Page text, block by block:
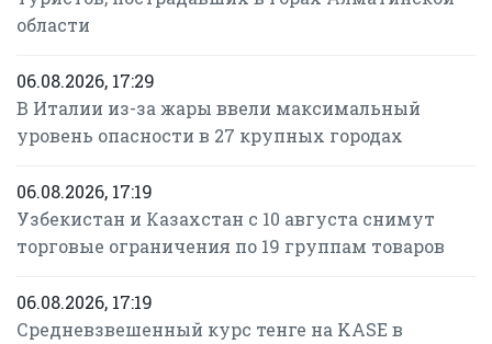
области
06.08.2026, 17:29
В Италии из-за жары ввели максимальный
уровень опасности в 27 крупных городах
06.08.2026, 17:19
Узбекистан и Казахстан с 10 августа снимут
торговые ограничения по 19 группам товаров
06.08.2026, 17:19
Средневзвешенный курс тенге на KASE в